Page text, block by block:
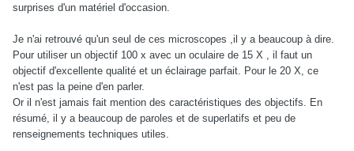
surprises d'un matériel d'occasion.
Je n'ai retrouvé qu'un seul de ces microscopes ,il y a beaucoup à dire.
Pour utiliser un objectif 100 x avec un oculaire de 15 X , il faut un
objectif d'excellente qualité et un éclairage parfait. Pour le 20 X, ce
n'est pas la peine d'en parler.
Or il n'est jamais fait mention des caractéristiques des objectifs. En
résumé, il y a beaucoup de paroles et de superlatifs et peu de
renseignements techniques utiles.